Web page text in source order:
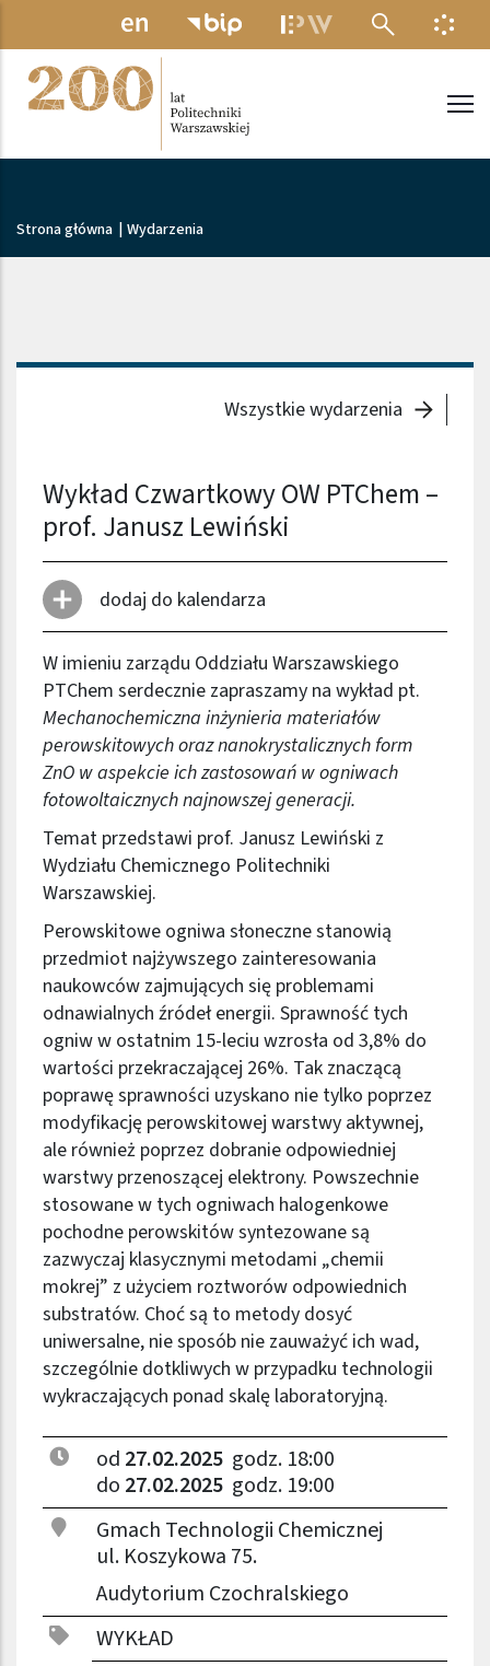
Przejdź do treści
MENU
Ścieżka nawigacyjna
Strona główna Wydarzenia
dodaj do kalendarza
Wszystkie wydarzenia
Wykład Czwartkowy OW PTChem –
prof. Janusz Lewiński
od 27.02.2025 godz. 18:00
do 27.02.2025 godz. 19:00
Gmach Technologii Chemicznej
ul. Koszykowa 75.
Audytorium Czochralskiego
WYKŁAD
W imieniu zarządu Oddziału Warszawskiego
PTChem serdecznie zapraszamy na wykład pt.
Mechanochemiczna inżynieria materiałów
perowskitowych oraz nanokrystalicznych form
ZnO w aspekcie ich zastosowań w ogniwach
fotowoltaicznych najnowszej generacji.
Temat przedstawi prof. Janusz Lewiński z
Wydziału Chemicznego Politechniki
Warszawskiej.
Perowskitowe ogniwa słoneczne stanowią
przedmiot najżywszego zainteresowania
naukowców zajmujących się problemami
odnawialnych źródeł energii. Sprawność tych
ogniw w ostatnim 15-leciu wzrosła od 3,8% do
wartości przekraczającej 26%. Tak znaczącą
poprawę sprawności uzyskano nie tylko poprzez
modyfikację perowskitowej warstwy aktywnej,
ale również poprzez dobranie odpowiedniej
warstwy przenoszącej elektrony. Powszechnie
stosowane w tych ogniwach halogenkowe
pochodne perowskitów syntezowane są
zazwyczaj klasycznymi metodami „chemii
mokrej” z użyciem roztworów odpowiednich
substratów. Choć są to metody dosyć
uniwersalne, nie sposób nie zauważyć ich wad,
szczególnie dotkliwych w przypadku technologii
wykraczających ponad skalę laboratoryjną.